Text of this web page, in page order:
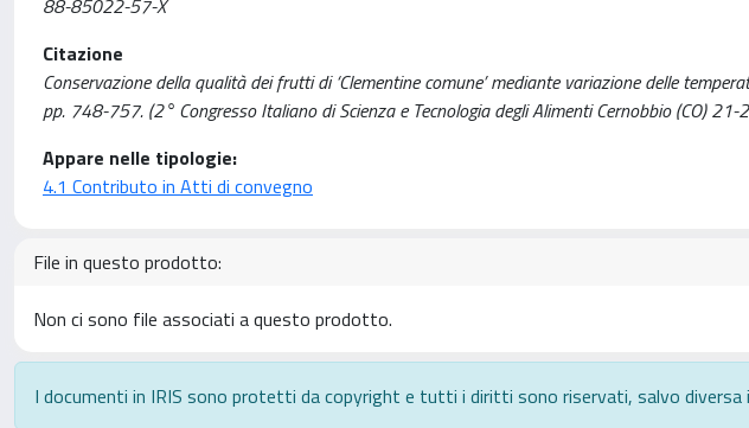
88-85022-57-X
Citazione
Conservazione della qualità dei frutti di ‘Clementine comune’ mediante variazione delle
pp. 748-757. (2° Congresso Italiano di Scienza e Tecnologia degli Alimenti Cernobbio (CO)
Appare nelle tipologie:
4.1 Contributo in Atti di convegno
File in questo prodotto:
Non ci sono file associati a questo prodotto.
I documenti in IRIS sono protetti da copyright e tutti i diritti sono riservati, salvo diversa